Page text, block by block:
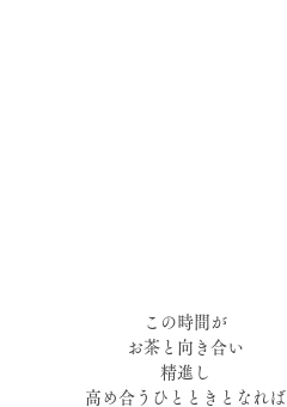
この時間が
お茶と向き合い
精進し
高め合うひとときとなれば